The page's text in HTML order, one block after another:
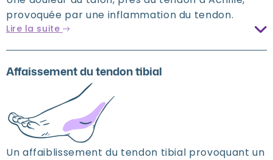
provoquée par une inflammation du tendon.
Lire la suite
Affaissement du tendon tibial
Un affaiblissement du tendon tibial provoquant un